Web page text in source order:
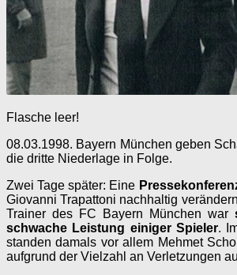
Flasche leer!
08.03.1998. Bayern München geben
die dritte Niederlage in Folge.
Zwei Tage später: Eine
Giovanni Trapattoni nachhaltig
Trainer des FC Bayern München war
schwache Leistung einiger Spieler.
standen damals vor allem Mehmet
aufgrund der Vielzahl an Verletzungen